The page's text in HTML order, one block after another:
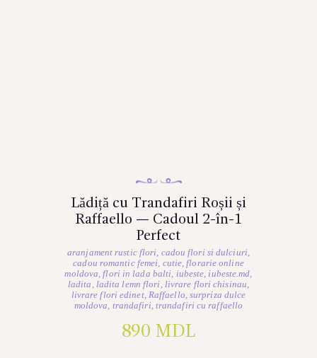
Lădiță cu Trandafiri Roșii și
Raffaello — Cadoul 2-în-1
Perfect
aranjament rustic flori, cadou flori si dulciuri,
cadou romantic femei, cutie,florarie online
moldova,flori in lada balti, iubeste,iubeste.md,
ladita , ladita lemn flori , livrare flori chisinau,
livrare flori edinet, Raffaello, surpriza dulce
moldova, trandafiri, trandafiri cu raffaello
890 MDL